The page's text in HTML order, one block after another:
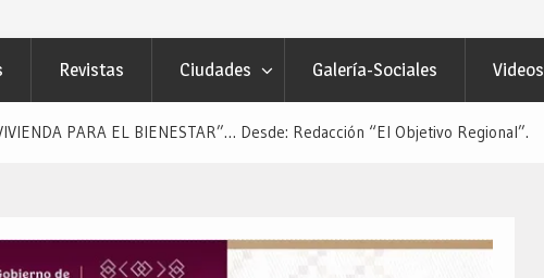
Revistas Ciudades Galería-Sociales Videos
PARA EL BIENESTAR”… Desde: Redacción “El Objetivo Regional”.